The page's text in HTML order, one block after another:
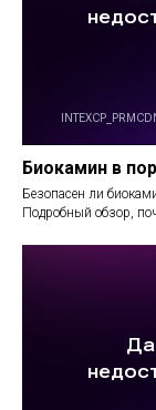
Биокамин в
Безопасен ли
Подробный обзор,